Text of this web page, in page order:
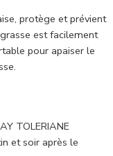
protège et prévient
est facilement
pour apaiser le
TOLERIANE
et soir après le